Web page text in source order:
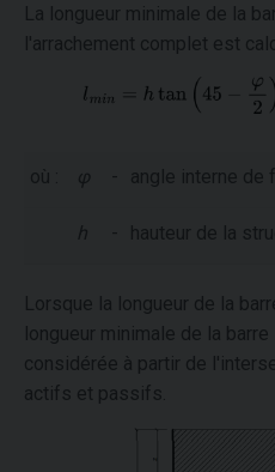
La longueur minimale de la
l'arrachement complet est
où : φ - angle interne de
h - hauteur de la
Lorsque la longueur de la
longueur minimale de la barre
considérée à partir de
actifs et passifs.